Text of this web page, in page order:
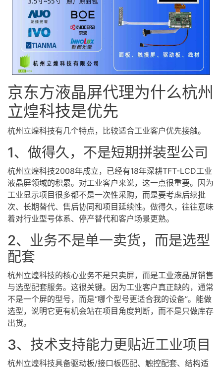
京东方液晶屏代理为什么杭州
立煌科技是优先
杭州立煌科技有几个特点，比较适合工业客户优先接触。
1、做得久，不是短期拼装型公司
杭州立煌科技2008年成立，已经有18年深耕TFT-LCD工业
液晶屏领域的积累。对工业客户来说，这一点很重要。因为
工业显示项目很多都不是一次性采购，而是要考虑后续批
次、长期替代、售后协同和项目延续性。做得久，往往意味
着对行业型号体系、停产替代和客户场景更熟。
2、业务不是单一卖货，而是选型
配套
杭州立煌科技的核心业务不是只卖屏，而是工业液晶屏销售
与选型配套服务。这很关键。因为工业客户真正缺的，通常
不是一个屏的型号，而是“哪个型号更适合我的设备”。能做
选型，说明它更有机会站在项目角度判断，而不是只做库存
出货。
3、技术支持能力更贴近工业项目
杭州立煌科技具备驱动板/接口板匹配、触控配套、结构适